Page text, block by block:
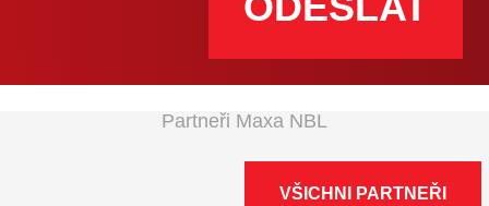
Partneři Maxa NBL
VŠICHNI PARTNEŘI